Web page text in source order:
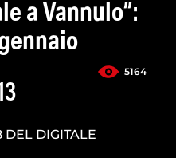
a Vannulo”:
5164
DEL DIGITALE